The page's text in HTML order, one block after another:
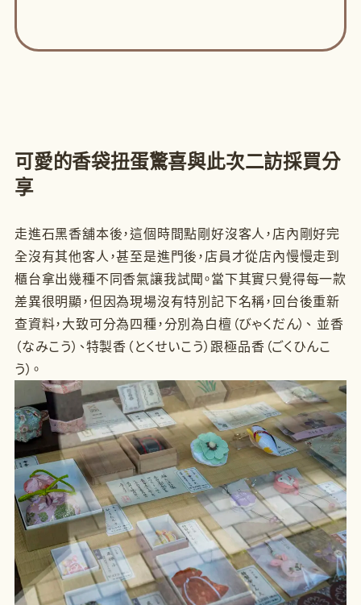
可愛的香袋扭蛋驚喜與此次二訪採買分
享
走進石黑香舖本後，這個時間點剛好沒客人，店內剛好完
全沒有其他客人，甚至是進門後，店員才從店內慢慢走到
櫃台拿出幾種不同香氣讓我試聞。當下其實只覺得每一款
差異很明顯，但因為現場沒有特別記下名稱，回台後重新
查資料，大致可分為四種，分別為白檀（びゃくだん）、 並香
（なみこう）、特製香（とくせいこう）跟極品香（ごくひんこ
う）。